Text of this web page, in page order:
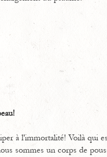
à l'immortalité! Voilà qui
sommes un corps de